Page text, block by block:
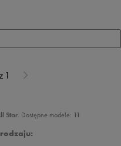
1
Star. Dostępne modele: 11